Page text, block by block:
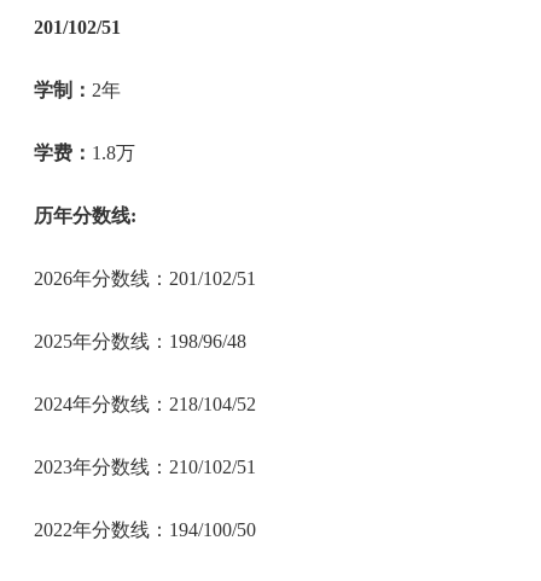
201/102/51
学制： 2年
学费： 1.8万
历年分数线:
2026年分数线：201/102/51
2025年分数线：198/96/48
2024年分数线：218/104/52
2023年分数线：210/102/51
2022年分数线：194/100/50